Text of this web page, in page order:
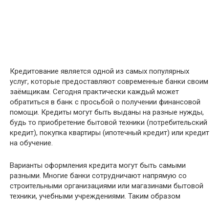
Кредитование является одной из самых популярных
услуг, которые предоставляют современные банки своим
заёмщикам. Сегодня практически каждый может
обратиться в банк с просьбой о получении финансовой
помощи. Кредиты могут быть выданы на разные нужды,
будь то приобретение бытовой техники (потребительский
кредит), покупка квартиры (ипотечный кредит) или кредит
на обучение.
Варианты оформления кредита могут быть самыми
разными. Многие банки сотрудничают напрямую со
строительными организациями или магазинами бытовой
техники, учебными учреждениями. Таким образом